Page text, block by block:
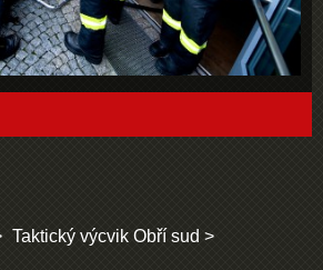
Taktický výcvik Obří sud